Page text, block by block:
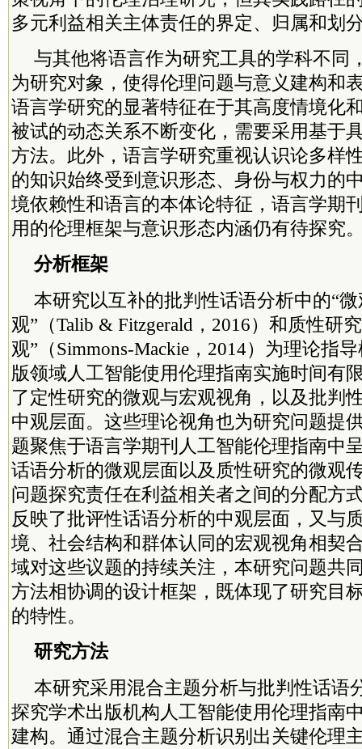
多元利益相关主体责任的界定、归属和划
与其他将语言作为研究工具的学科不同
为研究对象，使得伦理问题与意义建构和
语言学研究的显著特征在于其高度情境化
被试的动态关系不断变化，需要采用基于
方法。此外，语言学研究重视认识论多样
的知识始终受到意识形态、身份与权力的
境依赖性和语言的本体论特征，语言学期
用的伦理框架与意识形态内涵仍有待探究
分析框架
本研究以互补的批判性话语分析中的“
观”（Talib & Fitzgerald，2016）和质性研
观”（Simmons-Mackie，2014）为理论指
版领域人工智能使用伦理指南实施时间有
了定性研究的微观与宏观视角，以及批判
中观层面。这些理论视角也为研究问题提
题聚焦于语言学期刊人工智能伦理指南中
话语分析的微观层面以及质性研究的微观
问题探究责任在利益相关者之间的分配方
反映了批评性话语分析的中观层面，又与
境、社会结构和群体认同的宏观视角相契
域对这些议题的持续关注，本研究问题共
方法相协调的设计框架，既体现了研究目
的特性。
研究方法
本研究采用混合主题分析与批判性话语
探究学术出版机构人工智能使用伦理指南
建构。通过混合主题分析识别出关键伦理